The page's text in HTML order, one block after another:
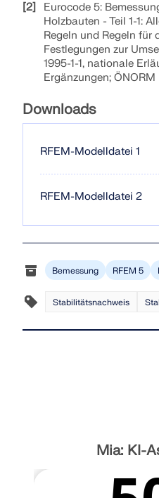
Eurocode 5:
Holzbauten - Teil 1-1:
Regeln und Regeln für
Festlegungen zur
1995-1-1, nationale
Ergänzungen; ÖNORM
Downloads
RFEM-Modelldatei 1
RFEM-Modelldatei 2
Bemessung RFEM 5
Stabilitätsnachweis
Mia: KI-